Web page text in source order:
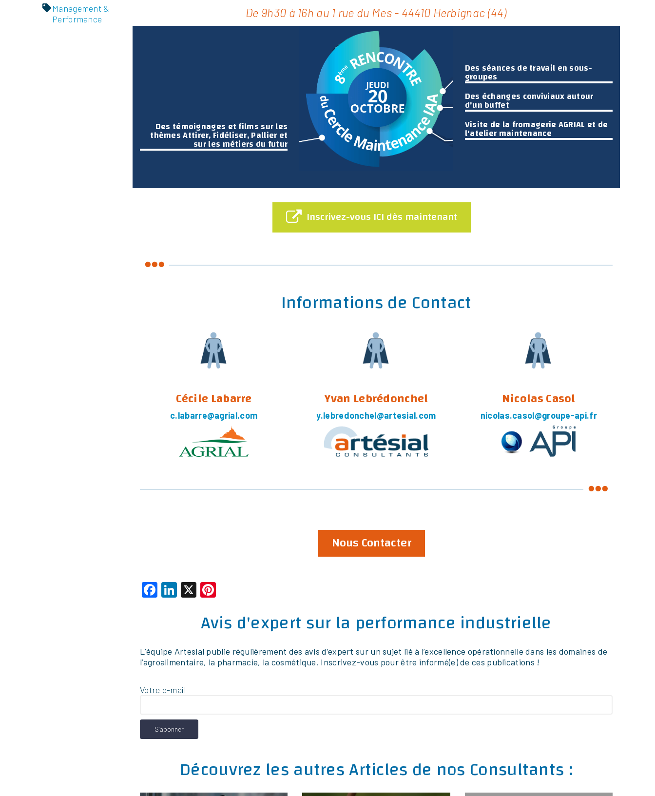
Management &
Performance
De 9h30 à 16h au 1 rue du Mes - 44410 Herbignac (44)
Des témoignages et films sur les
thèmes Attirer, Fidéliser, Pallier et
sur les métiers du futur
Des séances de travail en sous-
groupes
Des échanges conviviaux autour
d'un buffet
Visite de la fromagerie AGRIAL et de
l'atelier maintenance
Inscrivez-vous ICI dès maintenant
Informations de Contact
Cécile Labarre
c.labarre@agrial.com
Yvan Lebrédonchel
y.lebredonchel@artesial.com
Nicolas Casol
nicolas.casol@groupe-api.fr
Nous Contacter
Facebook
LinkedIn
X
Avis d'expert sur la performance industrielle
L’équipe Artesial publie régulièrement des avis d’expert sur un sujet lié à l’excellence opérationnelle dans les domaines de
l’agroalimentaire, la pharmacie, la cosmétique. Inscrivez-vous pour être informé(e) de ces publications !
Votre e-mail
Découvrez les autres Articles de nos Consultants :
Pour être efficace, une formation
cet article les clés de nos experts
pertinente.
Elle devient un enjeu industriel
coopératives, maisons de négoce